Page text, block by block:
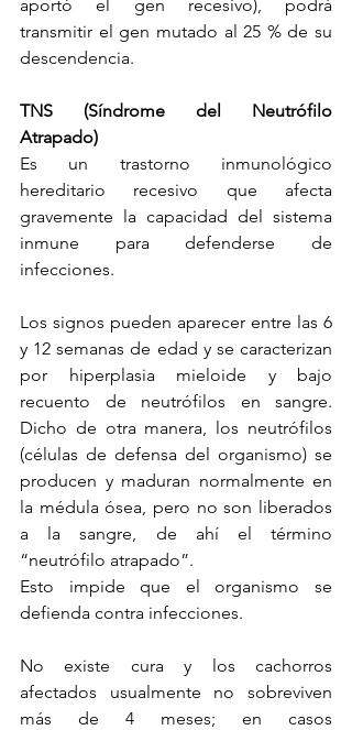
aportó el gen recesivo), podrá
transmitir el gen mutado al 25 % de su
descendencia.
TNS (Síndrome del Neutrófilo
Atrapado)
Es un trastorno inmunológico
hereditario recesivo que afecta
gravemente la capacidad del sistema
inmune para defenderse de
infecciones.
Los signos pueden aparecer entre las 6
y 12 semanas de edad y se caracterizan
por hiperplasia mieloide y bajo
recuento de neutrófilos en sangre.
Dicho de otra manera, los neutrófilos
(células de defensa del organismo) se
producen y maduran normalmente en
la médula ósea, pero no son liberados
a la sangre, de ahí el término
“neutrófilo atrapado”.
Esto impide que el organismo se
defienda contra infecciones.
No existe cura y los cachorros
afectados usualmente no sobreviven
más de 4 meses; en casos